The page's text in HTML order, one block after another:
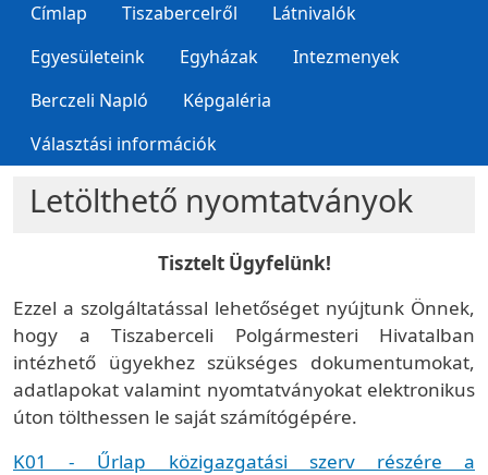
Címlap Tiszabercelről
Látnivalók
Egyesületeink
Egyházak
Intezmenyek
Berczeli Napló
Képgaléria
Választási információk
Letölthető nyomtatványok
Tisztelt Ügyfelünk!
Ezzel a szolgáltatással lehetőséget nyújtunk Önnek,
hogy a Tiszaberceli Polgármesteri Hivatalban
intézhető ügyekhez szükséges dokumentumokat,
adatlapokat valamint nyomtatványokat elektronikus
úton tölthessen le saját számítógépére.
K01 - Űrlap közigazgatási szerv részére a